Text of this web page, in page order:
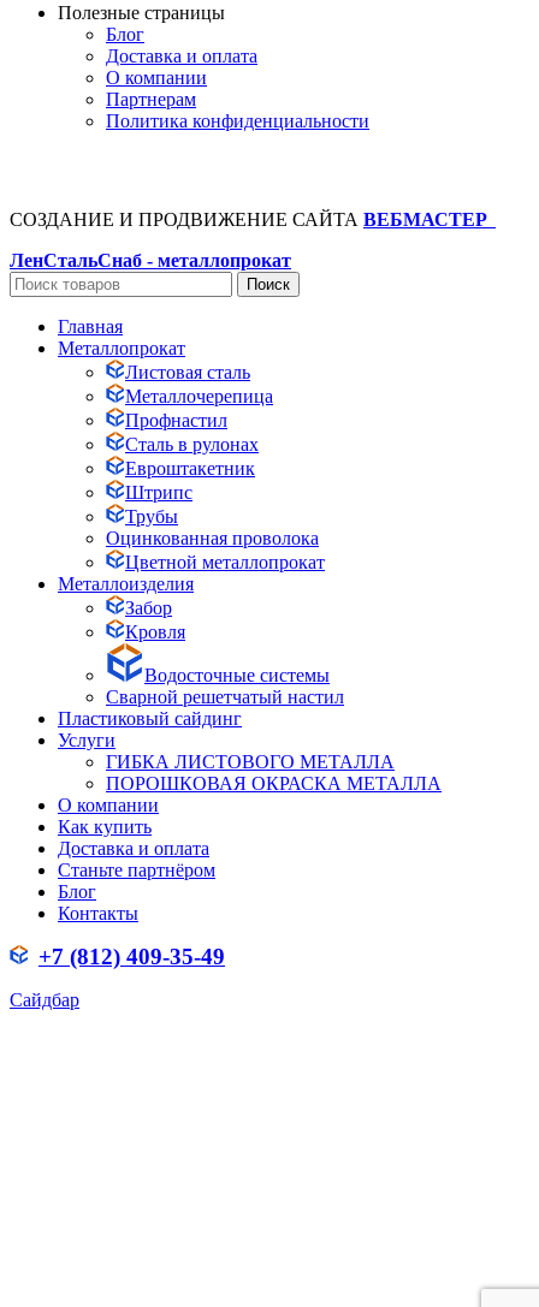
Полезные страницы
Блог
Доставка и оплата
О компании
Партнерам
Политика конфиденциальности
СОЗДАНИЕ И ПРОДВИЖЕНИЕ САЙТА ВЕБМАСТЕР
ЛенСтальСнаб - металлопрокат
Поиск
Главная
Металлопрокат
Листовая сталь
Металлочерепица
Профнастил
Сталь в рулонах
Евроштакетник
Штрипс
Трубы
Оцинкованная проволока
Цветной металлопрокат
Металлоизделия
Забор
Кровля
Водосточные системы
Сварной решетчатый настил
Пластиковый сайдинг
Услуги
ГИБКА ЛИСТОВОГО МЕТАЛЛА
ПОРОШКОВАЯ ОКРАСКА МЕТАЛЛА
О компании
Как купить
Доставка и оплата
Станьте партнёром
Блог
Контакты
+7 (812) 409-35-49
Сайдбар